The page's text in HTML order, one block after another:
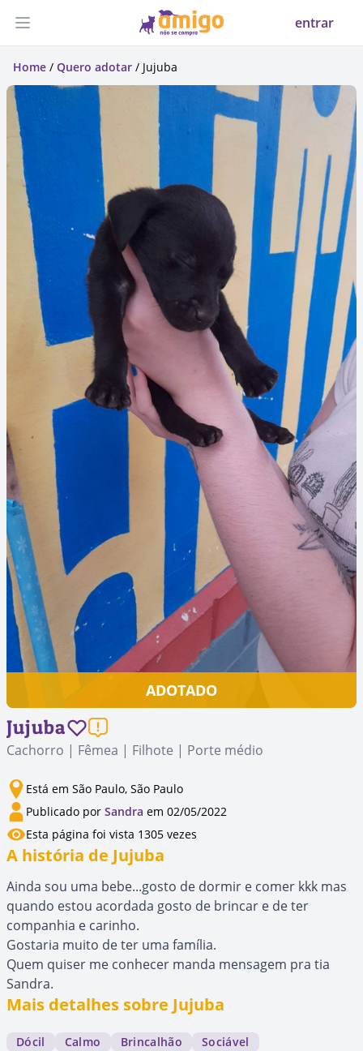
Abrir menu entrar
Home / Quero adotar / Jujuba
ADOTADO
Jujuba
Cachorro | Fêmea | Filhote | Porte médio
Está em São Paulo, São Paulo
Publicado por Sandra em 02/05/2022
Esta página foi vista 1305 vezes
A história de Jujuba
Ainda sou uma bebe...gosto de dormir e comer kkk mas
quando estou acordada gosto de brincar e de ter
companhia e carinho.
Gostaria muito de ter uma família.
Quem quiser me conhecer manda mensagem pra tia
Sandra.
Mais detalhes sobre Jujuba
Dócil Calmo Brincalhão
Sociável